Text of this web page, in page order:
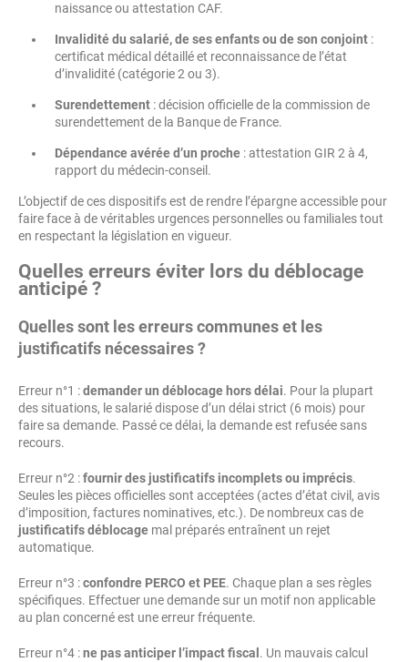
naissance ou attestation CAF.
Invalidité du salarié, de ses enfants ou de son conjoint :
certificat médical détaillé et reconnaissance de l’état
d’invalidité (catégorie 2 ou 3).
Surendettement : décision officielle de la commission de
surendettement de la Banque de France.
Dépendance avérée d’un proche : attestation GIR 2 à 4,
rapport du médecin-conseil.
L’objectif de ces dispositifs est de rendre l’épargne accessible pour
faire face à de véritables urgences personnelles ou familiales tout
en respectant la législation en vigueur.
Quelles erreurs éviter lors du déblocage
anticipé ?
Quelles sont les erreurs communes et les
justificatifs nécessaires ?
Erreur n°1 :demander un déblocage hors délai. Pour la plupart
des situations, le salarié dispose d’un délai strict (6 mois) pour
faire sa demande. Passé ce délai, la demande est refusée sans
recours.
Erreur n°2 :fournir des justificatifs incomplets ou imprécis.
Seules les pièces officielles sont acceptées (actes d’état civil, avis
d’imposition, factures nominatives, etc.). De nombreux cas de
justificatifs déblocage mal préparés entraînent un rejet
automatique.
Erreur n°3 :confondre PERCO et PEE. Chaque plan a ses règles
spécifiques. Effectuer une demande sur un motif non applicable
au plan concerné est une erreur fréquente.
Erreur n°4 :ne pas anticiper l’impact fiscal . Un mauvais calcul